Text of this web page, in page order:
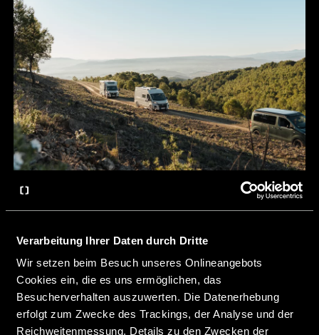
Verarbeitung Ihrer Daten durch Dritte
Wir setzen beim Besuch unseres Onlineangebots
Cookies ein, die es uns ermöglichen, das
Besucherverhalten auszuwerten. Die Datenerhebung
erfolgt zum Zwecke des Trackings, der Analyse und der
Reichweitenmessung. Details zu den Zwecken der
Erfahre mehr über unsere Modelle und
Basisfahrzeuge auf der CROSSCAMP Startseite.
mehr erfahren